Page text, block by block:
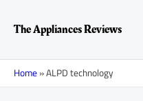
содержимому
The Appliances Reviews
Home»ALPD technology
записям